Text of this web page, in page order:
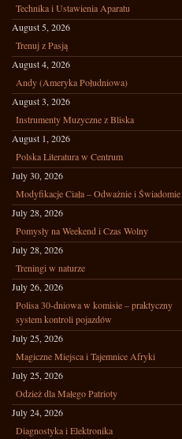
Technika i Ustawienia Aparatu
August 5, 2026
Trenuj z Pasją
August 4, 2026
Andy (Ameryka Południowa)
August 3, 2026
Instrumenty Muzyczne z Bliska
August 1, 2026
Polska Literatura w Centrum
July 30, 2026
Modyfikacje Ciała – Odważnie i Świadomie
July 28, 2026
Pomysły na Weekend i Czas Wolny
July 28, 2026
Treningi w naturze
July 26, 2026
Polisa 30-dniowa w komisie – praktyczny
system kontroli pojazdów
July 25, 2026
Magiczne Miejsca i Tajemnice Afryki
July 25, 2026
Odzież dla Małego Patrioty
July 24, 2026
Diagnostyka i Elektronika